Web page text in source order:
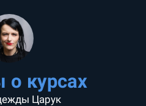
курсах
Царук